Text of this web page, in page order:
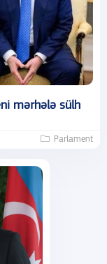
mərhələ sülh
Parlament